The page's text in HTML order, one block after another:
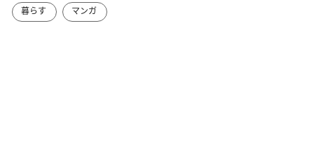
暮らす
マンガ